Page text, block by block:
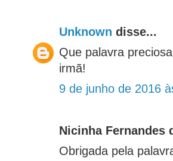
Unknown disse...
Que palavra
irmã!
9 de junho de 2016
Nicinha Fernandes
Obrigada pela